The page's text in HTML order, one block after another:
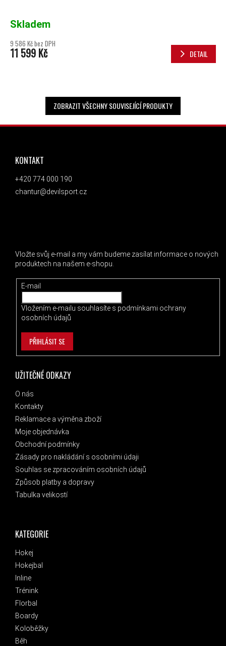
Skladem
9 586 Kč bez DPH
11 599 Kč DETAIL
ZOBRAZIT VŠECHNY SOUVISEJÍCÍ PRODUKTY
ZÁPATÍ
KATEGORIE
Hokej
Hokejbal
Inline
Trénink
Florbal
Boardy
Koloběžky
Běh
UŽITEČNÉ ODKAZY
O nás
Kontakty
Reklamace a výměna zboží
Moje objednávka
Obchodní podmínky
Zásady pro nakládání s osobními údaji
Souhlas se zpracováním osobních údajů
Způsob platby a dopravy
Tabulka velikostí
KONTAKT
+420 774 000 190
chantur@devilsport.cz
Vložte svůj e-mail a my vám budeme zasílat informace o nových
produktech na našem e-shopu.
E-mail
Vložením e-mailu souhlasíte s podmínkami ochrany
osobních údajů
PŘIHLÁSIT SE